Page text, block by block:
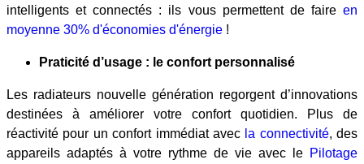
intelligents et connectés : ils vous permettent de faire en
moyenne 30% d'économies d'énergie !
Praticité d’usage : le confort personnalisé
Les radiateurs nouvelle génération regorgent d’innovations
destinées à améliorer votre confort quotidien. Plus de
réactivité pour un confort immédiat avec la connectivité, des
appareils adaptés à votre rythme de vie avec le Pilotage